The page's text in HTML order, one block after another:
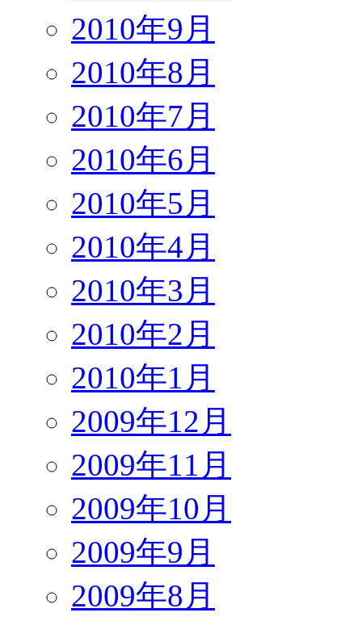
2010年9月
2010年8月
2010年7月
2010年6月
2010年5月
2010年4月
2010年3月
2010年2月
2010年1月
2009年12月
2009年11月
2009年10月
2009年9月
2009年8月